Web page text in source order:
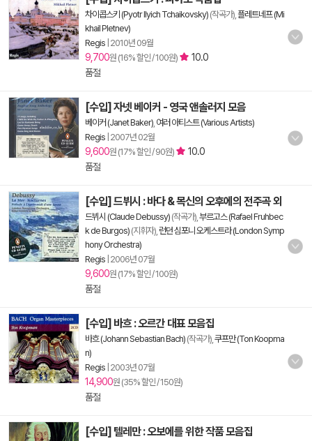
차이콥스키 (Pyotr Ilyich Tchaikovsky) (작곡가), 플레트네프 (Mi
khail Pletnev)
Regis 2010년 09월
9,700원 (16% 할인 / 100원)
10.0
품절
[수입] 자넷 베이커 - 영국 앤솔러지 모음
베이커 (Janet Baker) 여러 아티스트 (Various Artists)
Regis 2007년 02월
9,600원 (17% 할인 / 90원)
10.0
품절
[수입] 드뷔시 : 바다 & 목신의 오후에의 전주곡 외
드뷔시 (Claude Debussy) (작곡가), 부르고스 (Rafael Fruhbec
k de Burgos) (지휘자), 런던 심포니 오케스트라 (London Symp
hony Orchestra)
Regis 2006년 07월
9,600원 (17% 할인 / 100원)
품절
[수입] 바흐 : 오르간 대표 모음집
바흐 (Johann Sebastian Bach) (작곡가), 쿠프만 (Ton Koopma
n)
Regis 2003년 07월
14,900원 (35% 할인 / 150원)
품절
[수입] 텔레만 : 오보에를 위한 작품 모음집